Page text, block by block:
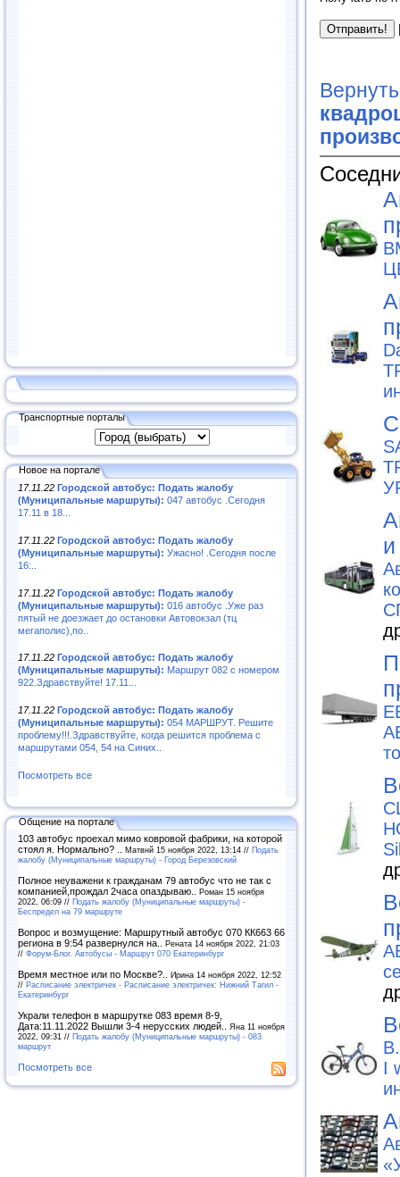
Транспортные порталы
Новое на портале
17.11.22 Городской автобус: Подать жалобу
(Муниципальные маршруты): 047 автобус .Сегодня
17.11 в 18...
17.11.22 Городской автобус: Подать жалобу
(Муниципальные маршруты): Ужасно! .Сегодня после
16:..
17.11.22 Городской автобус: Подать жалобу
(Муниципальные маршруты): 016 автобус .Уже раз
пятый не доезжает до остановки Автовокзал (тц
мегаполис),по..
17.11.22 Городской автобус: Подать жалобу
(Муниципальные маршруты): Маршрут 082 с номером
922.Здравствуйте! 17.11...
17.11.22 Городской автобус: Подать жалобу
(Муниципальные маршруты): 054 МАРШРУТ. Решите
проблему!!!.Здравствуйте, когда решится проблема с
маршрутами 054, 54 на Синих..
Посмотреть все
Общение на портале
103 автобус проехал мимо ковровой фабрики, на которой
стоял я. Нормально? .. Матвнй 15 ноября 2022, 13:14 // Подать
жалобу (Муниципальные маршруты) - Город Березовский
Полное неуважени к гражданам 79 автобус что не так с
компанией,прождал 2часа опаздываю.. Роман 15 ноября
2022, 06:09 // Подать жалобу (Муниципальные маршруты) -
Беспредел на 79 маршруте
Вопрос и возмущение: Маршрутный автобус 070 КК663 66
региона в 9:54 развернулся на.. Рената 14 ноября 2022, 21:03
// Форум-Блог. Автобусы - Маршрут 070 Екатеринбург
Время местное или по Москве?.. Ирина 14 ноября 2022, 12:52
// Расписание электричек - Расписание электричек: Нижний Тагил -
Екатеринбург
Украли телефон в маршрутке 083 время 8-9,
Дата:11.11.2022 Вышли 3-4 нерусских людей.. Яна 11 ноября
2022, 09:31 // Подать жалобу (Муниципальные маршруты) - 083
маршрут
Посмотреть все
I